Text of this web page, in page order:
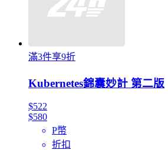
滿3件享9折
Kubernetes錦囊妙計 第二版
$522
$580
P幣
折扣